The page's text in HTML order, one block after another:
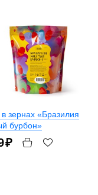
зернах «Бразилия
бурбон»
₽